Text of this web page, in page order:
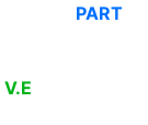
PART
V.E